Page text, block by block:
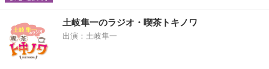
土岐隼一のラジオ・喫茶トキノワ
出演：土岐隼一